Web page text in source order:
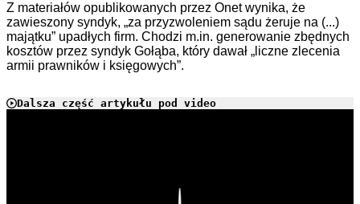
Z materiałów opublikowanych przez Onet wynika, że
zawieszony syndyk, „za przyzwoleniem sądu żeruje na (...)
majątku” upadłych firm. Chodzi m.in. generowanie zbędnych
kosztów przez syndyk Gołąba, który dawał „liczne zlecenia
armii prawników i księgowych”.
Dalsza część artykułu pod video